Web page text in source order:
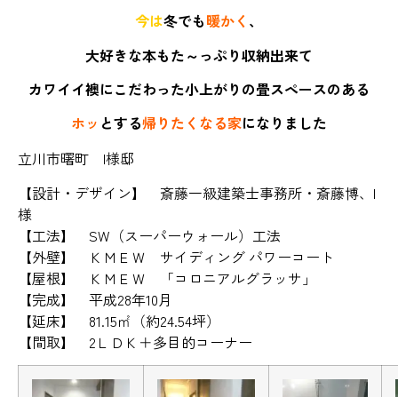
今は冬でも暖かく 、
大好きな本もた～っぷり収納出来て
カワイイ襖にこだわった小上がりの畳スペースのある
ホッ とする帰りたくなる家になりました
立川市曙町 I様邸
【設計・デザイン】 斎藤一級建築士事務所・斎藤博、I
様
【工法】 SW（スーパーウォール）工法
【外壁】 ＫＭＥＷ サイディング パワーコート
【屋根】 ＫＭＥＷ 「コロニアルグラッサ」
【完成】 平成28年10月
【延床】 81.15㎡（約24.54坪）
【間取】 2ＬＤＫ＋多目的コーナー